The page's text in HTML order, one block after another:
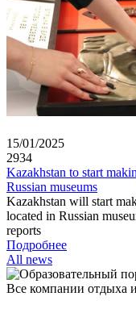
15/01/2025
2934
Kazakhstan to start
Russian museums
Kazakhstan will start
located in Russian
reports
Подробнее
All news
Все компании отдыха